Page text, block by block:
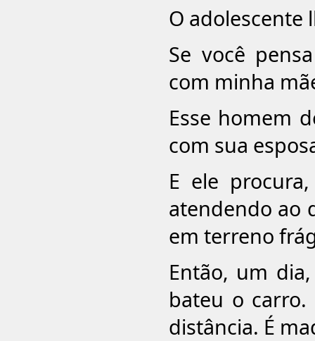
O adolescente
Se você
com minha
Esse homem
com sua
E ele
atendendo ao
em terreno
Então, um
bateu o carro.
distância. É